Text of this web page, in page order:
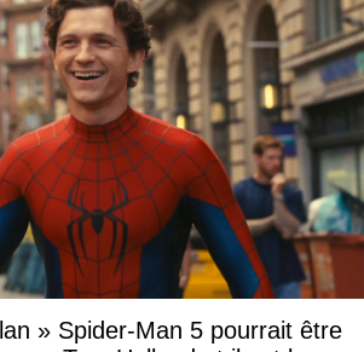
» Spider-Man 5 pourrait être